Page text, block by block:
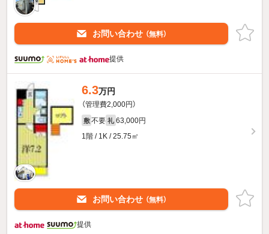
お問い合わせ （無料）
提供
6.3万円
（管理費2,000円）
敷 不要 礼 63,000円
1階 / 1K / 25.75㎡
お問い合わせ （無料）
提供